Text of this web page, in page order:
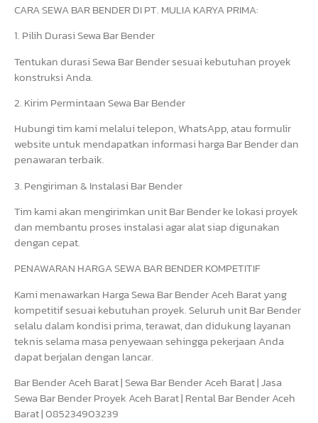
CARA SEWA BAR BENDER DI PT. MULIA KARYA PRIMA:
1. Pilih Durasi Sewa Bar Bender
Tentukan durasi Sewa Bar Bender sesuai kebutuhan proyek
konstruksi Anda.
2. Kirim Permintaan Sewa Bar Bender
Hubungi tim kami melalui telepon, WhatsApp, atau formulir
website untuk mendapatkan informasi harga Bar Bender dan
penawaran terbaik.
3. Pengiriman & Instalasi Bar Bender
Tim kami akan mengirimkan unit Bar Bender ke lokasi proyek
dan membantu proses instalasi agar alat siap digunakan
dengan cepat.
PENAWARAN HARGA SEWA BAR BENDER KOMPETITIF
Kami menawarkan Harga Sewa Bar Bender Aceh Barat yang
kompetitif sesuai kebutuhan proyek. Seluruh unit Bar Bender
selalu dalam kondisi prima, terawat, dan didukung layanan
teknis selama masa penyewaan sehingga pekerjaan Anda
dapat berjalan dengan lancar.
Bar Bender Aceh Barat | Sewa Bar Bender Aceh Barat | Jasa
Sewa Bar Bender Proyek Aceh Barat | Rental Bar Bender Aceh
Barat | 085234903239